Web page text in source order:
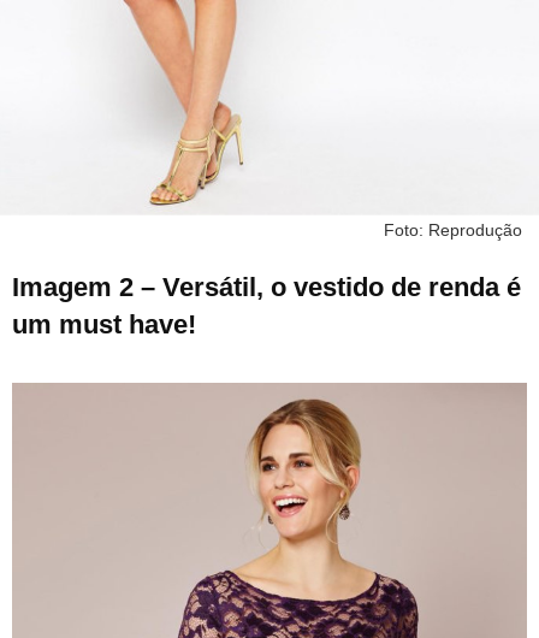
Foto: Reprodução
Imagem 2 – Versátil, o vestido de renda é
um must have!